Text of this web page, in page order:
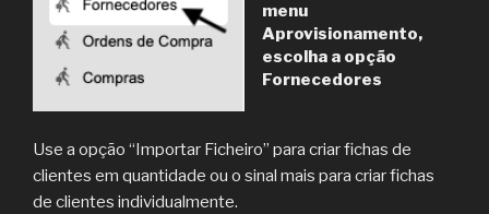
menu
Aprovisionamento,
escolha a opção
Fornecedores
Use a opção “Importar Ficheiro” para criar fichas de
clientes em quantidade ou o sinal mais para criar fichas
de clientes individualmente.